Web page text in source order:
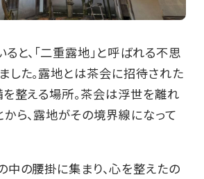
と、「二重露地」と呼ばれる不思
した。露地とは茶会に招待された
整える場所。茶会は浮世を離れ
ら、露地がその境界線になって
の腰掛に集まり、心を整えたの